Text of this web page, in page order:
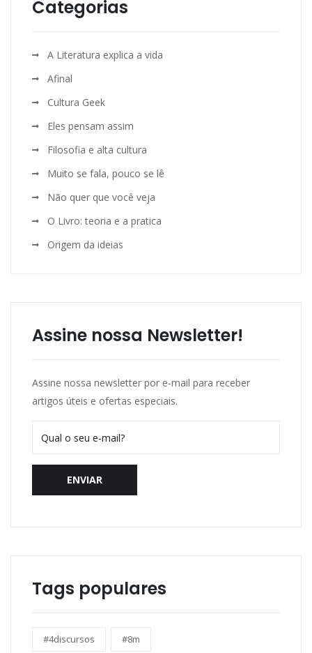
Categorias
A Literatura explica a vida
Afinal
Cultura Geek
Eles pensam assim
Filosofia e alta cultura
Muito se fala, pouco se lê
Não quer que você veja
O Livro: teoria e a pratica
Origem da ideias
Assine nossa Newsletter!
Assine nossa newsletter por e-mail para receber
artigos úteis e ofertas especiais.
ENVIAR
Tags populares
#4discursos #8m